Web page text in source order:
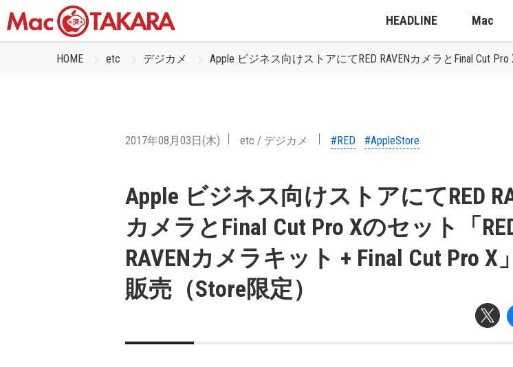
HEADLINE Mac
HOME etc デジカメ Apple ビジネス向けストアにてRED RAVENカメラとFinal Cut
2017年08月03日(木) etc / デジカメ #RED #AppleStore
Apple ビジネス向けストアにてRED
カメラとFinal Cut Pro Xのセット「
RAVENカメラキット + Final Cut Pro X
販売（Store限定）